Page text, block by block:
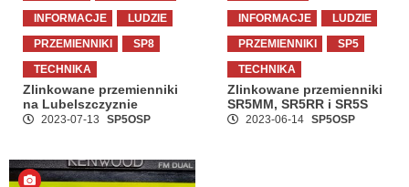
INFORMACJE
LUDZIE
PRZEMIENNIKI
SP8
TECHNIKA
Zlinkowane przemienniki
na Lubelszczyznie
2023-07-13 SP5OSP
INFORMACJE
LUDZIE
PRZEMIENNIKI
SP5
TECHNIKA
Zlinkowane przemienniki
SR5MM, SR5RR i SR5S
2023-06-14 SP5OSP